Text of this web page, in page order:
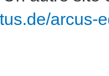
arcus-